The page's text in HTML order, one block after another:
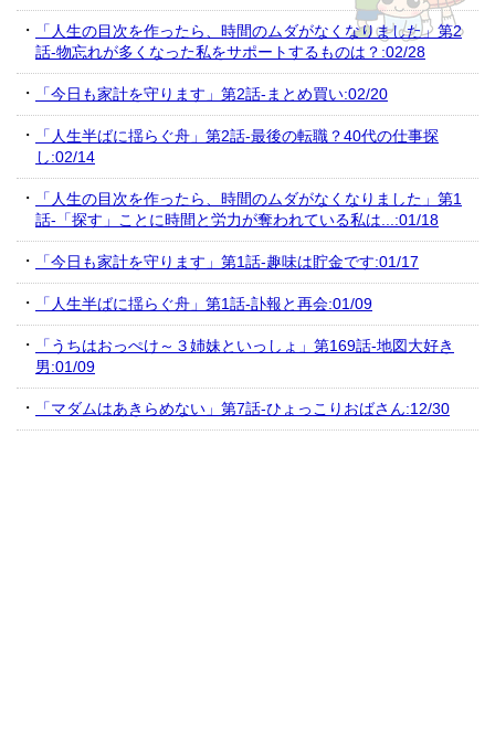
「人生の目次を作ったら、時間のムダがなくなりました」第2
話-物忘れが多くなった私をサポートするものは？:02/28
「今日も家計を守ります」第2話-まとめ買い:02/20
「人生半ばに揺らぐ舟」第2話-最後の転職？40代の仕事探
し:02/14
「人生の目次を作ったら、時間のムダがなくなりました」第1
話-「探す」ことに時間と労力が奪われている私は...:01/18
「今日も家計を守ります」第1話-趣味は貯金です:01/17
「人生半ばに揺らぐ舟」第1話-訃報と再会:01/09
「うちはおっぺけ～３姉妹といっしょ」第169話-地図大好き
男:01/09
「マダムはあきらめない」第7話-ひょっこりおばさん:12/30